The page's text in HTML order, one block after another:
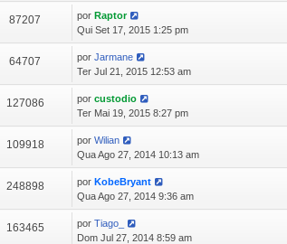
87207 porRaptor
Qui Set 17, 2015 1:25 pm
64707 porJarmane
Ter Jul 21, 2015 12:53 am
127086 porcustodio
Ter Mai 19, 2015 8:27 pm
109918 porWilian
Qua Ago 27, 2014 10:13 am
248898 porKobeBryant
Qua Ago 27, 2014 9:36 am
163465 porTiago_
Dom Jul 27, 2014 8:59 am